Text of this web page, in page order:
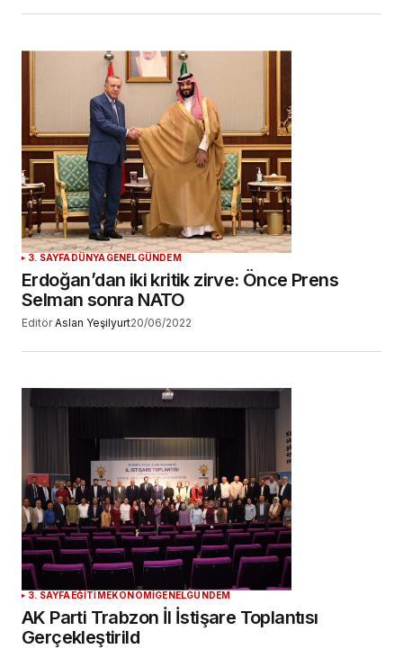
3. SAYFA DÜNYAGENELGÜNDEM
Erdoğan’dan iki kritik zirve: Önce Prens
Selman sonra NATO
Editör Aslan Yeşilyurt20/06/2022
3. SAYFA EĞİTİMEKONOMİGENELGÜNDEM
AK Parti Trabzon İl İstişare Toplantısı
Gerçekleştirild